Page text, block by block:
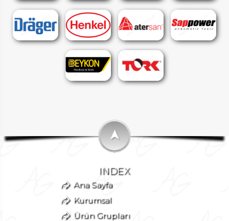
➤
INDEX
Ana Sayfa
Kurumsal
Ürün Grupları